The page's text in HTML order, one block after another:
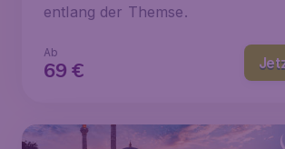
entlang der Themse.
€
69
Ab